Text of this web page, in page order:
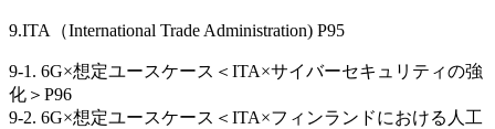
9.ITA（International Trade Administration) P95
9-1. 6G×想定ユースケース＜ITA×サイバーセキュリティの強
化＞P96
9-2. 6G×想定ユースケース＜ITA×フィンランドにおける人工